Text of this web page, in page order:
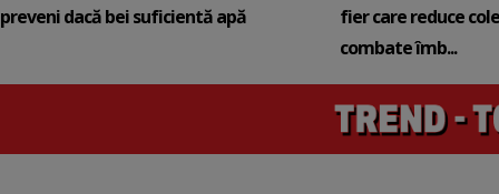
preveni dacă bei suficientă apă
fier care reduce
combate îmb...